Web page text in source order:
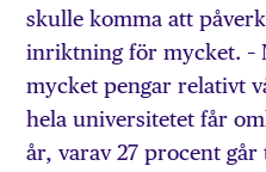
skulle komma att
inriktning för mycket. –
mycket pengar relativt
hela universitetet får
år, varav 27 procent